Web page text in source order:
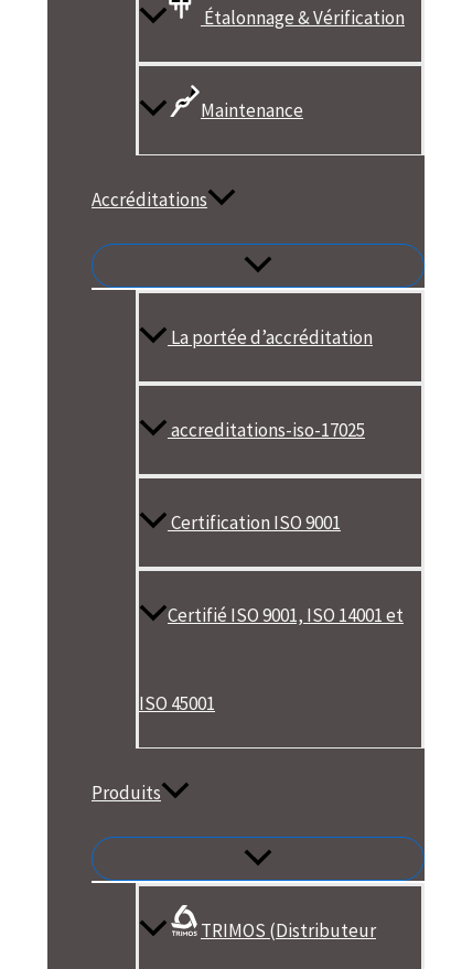
Étalonnage & Vérification
Maintenance
Accréditations
La portée d’accréditation
accreditations-iso-17025
Certification ISO 9001
Certifié ISO 9001, ISO 14001 et
ISO 45001
Produits
TRIMOS (Distributeur